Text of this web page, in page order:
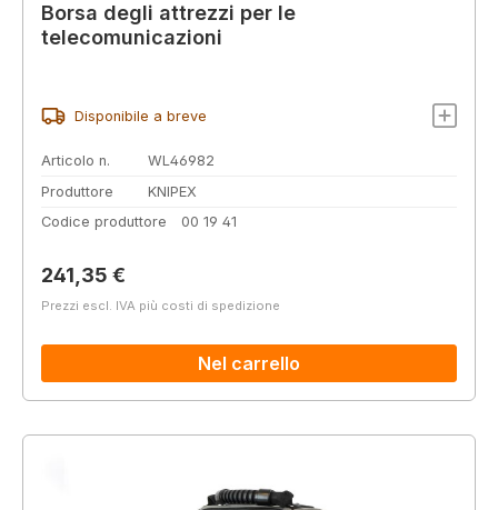
Borsa degli attrezzi per le
telecomunicazioni
Disponibile a breve
Articolo n.
WL46982
Produttore
KNIPEX
Codice produttore
00 19 41
Prezzo normale:
241,35 €
Prezzi escl. IVA più costi di spedizione
Nel carrello